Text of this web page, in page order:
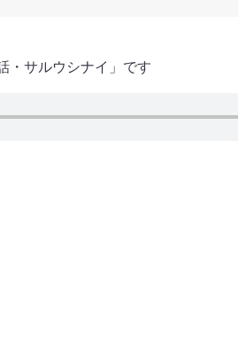
・サルウシナイ」です